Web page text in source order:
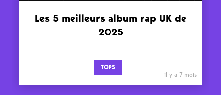
Les 5 meilleurs album rap UK de
2025
TOPS
il y a 7 mois